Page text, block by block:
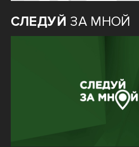
СЛЕДУЙ ЗА МНОЙ